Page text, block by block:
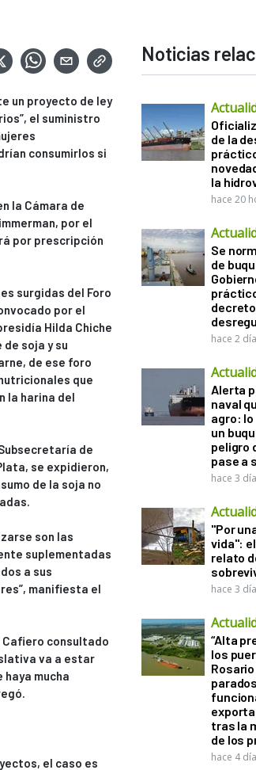
un proyecto de ley
el suministro
consumirlos si
la Cámara de
por el
por prescripción
surgidas del Foro
por el
Hilda Chiche
soja y su
de ese foro
que
la harina del
de
se expidieron,
de la soja no
son las
suplementadas
a sus
manifiesta el
Cafiero consultado
va a estar
mucha
el caso es
Noticias
de la
la
hace 20
Se
de
hace 2
Alerta
naval
agro:
un
peligro
pase a
hace 3
"Por
vida":
relato
hace 3
“Alta
los
tras la
de los
hace 4